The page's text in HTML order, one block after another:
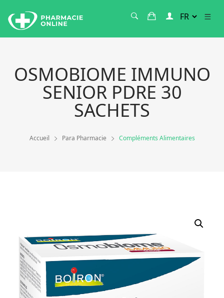
OSMOBIOME IMMUNO
SENIOR PDRE 30
SACHETS
Accueil Para Pharmacie Compléments Alimentaires